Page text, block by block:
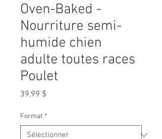
Oven-Baked -
Nourriture semi-
humide chien
adulte toutes races
Poulet
39,99 $
Format *